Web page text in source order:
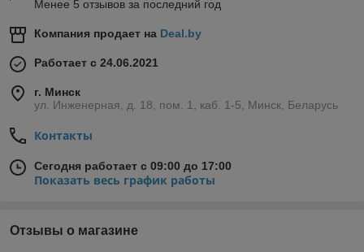
Менее 5 отзывов за последний год
Компания продает на Deal.by
Работает с 24.06.2021
г. Минск
ул. Инженерная, д. 18, пом. 1, каб. 1-5, Минск, Беларусь
Контакты
Сегодня работает с 09:00 до 17:00
Показать весь график работы
Отзывы о магазине